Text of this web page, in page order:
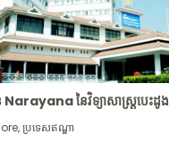
ន Narayana នៃវិទ្យាសាស្រ្តបេះដូង
,ប្រទេសឥណ្ឌា